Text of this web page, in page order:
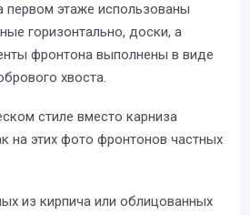
первом этаже использованы
горизонтально, доски, а
фронтона выполнены в виде
хвоста.
стиле вместо карниза
на этих фото фронтонов частных
из кирпича или облицованных